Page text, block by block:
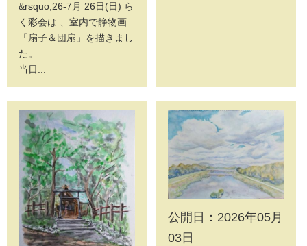
&rsquo;26-7月 26日(日) ら
く彩会は 、室内で静物画
「扇子＆団扇」を描きまし
た。
当日...
公開日：2026年05月
03日